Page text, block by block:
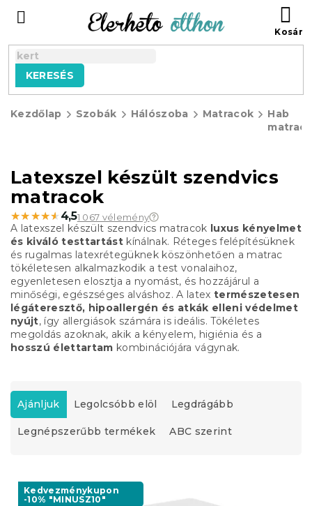
tartalomhoz
KERESÉS
Kezdőlap Szobák Hálószoba Matracok
Hab
Latexszel készült szendvics
matracok
★★★★★
★★★★★ 4,51 067 vélemény
A latexszel készült szendvics matracok luxus kényelmet
és kiváló testtartást kínálnak. Réteges felépítésüknek
és rugalmas latexrétegüknek köszönhetően a matrac
tökéletesen alkalmazkodik a test vonalaihoz,
egyenletesen elosztja a nyomást, és hozzájárul a
minőségi, egészséges alváshoz. A latex természetesen
légáteresztő, hipoallergén és atkák elleni védelmet
nyújt, így allergiások számára is ideális. Tökéletes
megoldás azoknak, akik a kényelem, higiénia és a
hosszú élettartam kombinációjára vágynak.
T
e
r
m
e
Ajánljuk Legolcsóbb elöl Legdrágább
Legnépszerűbb termékek ABC szerint
Kedvezménykupon
-10% "MINUSZ10"